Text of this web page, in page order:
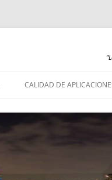
contenido
CALIDAD DE